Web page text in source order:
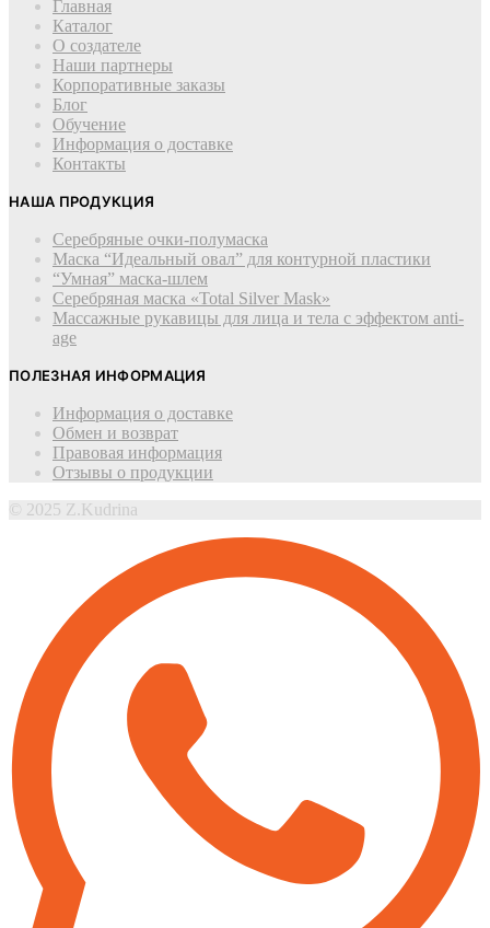
Главная
Каталог
О создателе
Наши партнеры
Корпоративные заказы
Блог
Обучение
Информация о доставке
Контакты
НАША ПРОДУКЦИЯ
Серебряные очки-полумаска
Маска “Идеальный овал” для контурной пластики
“Умная” маска-шлем
Cеребряная маска «Total Silver Mask»
Массажные рукавицы для лица и тела с эффектом anti-
age
ПОЛЕЗНАЯ ИНФОРМАЦИЯ
Информация о доставке
Обмен и возврат
Правовая информация
Отзывы о продукции
© 2025 Z.Kudrina